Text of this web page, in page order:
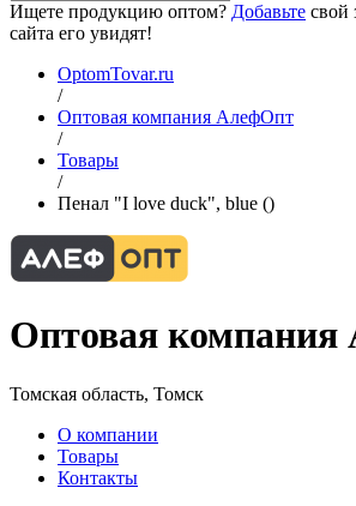
Ищете продукцию оптом? Добавьте свой
сайта его увидят!
OptomTovar.ru
/
Оптовая компания АлефОпт
/
Товары
/
Пенал "I love duck", blue ()
Оптовая
Томская область, Томск
О компании
Товары
Контакты